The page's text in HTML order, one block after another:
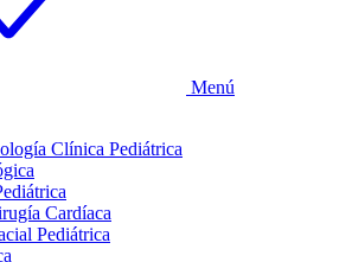
Menú
Clínica Pediátrica
Cardíaca
Pediátrica